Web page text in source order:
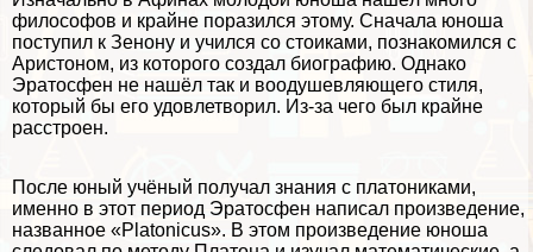
философов и крайне поразился этому. Сначала юноша
поступил к Зенону и учился со стоиками, познакомился с
Аристоном, из которого создал биографию. Однако
Эратосфен не нашёл так и воодушевляющего стиля,
который бы его удовлетворил. Из-за чего был крайне
расстроен.
После юный учёный получал знания с платониками,
именно в этот период Эратосфен написал произведение,
названное «Platonicus». В этом произведение юноша